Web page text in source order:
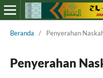
Beranda / Penyerahan
Penyerahan